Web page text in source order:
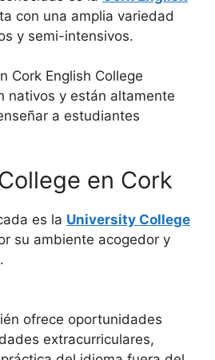
con una amplia variedad
y semi-intensivos.
nativos y están altamente
a estudiantes
en Cork
es la University College
su ambiente acogedor y
ofrece oportunidades
extracurriculares,